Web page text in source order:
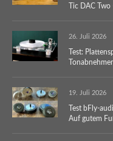
Tic DAC
26. Juli 2026
Test:
19. Juli 2026
Test bFly-
Auf gutem